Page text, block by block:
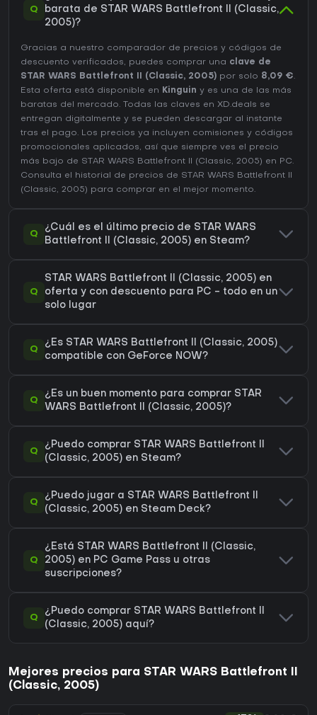
Q
barata de STAR WARS Battlefront II (Classic,
2005)?
Gracias a nuestro comparador de precios y códigos de
descuento verificados, puedes comprar una clave de
STAR WARS Battlefront II (Classic, 2005) por solo 8,09 €.
Esta oferta está disponible en Kinguin y es una de las más
baratas del mercado. Todas las claves en XD.deals se
entregan digitalmente y se pueden descargar al instante
tras el pago. Los precios ya incluyen comisiones y códigos
promocionales aplicados, así que siempre ves el precio
más bajo de STAR WARS Battlefront II (Classic, 2005) en PC.
Consulta el
historial de precios de STAR WARS Battlefront II
(Classic, 2005) para comprar en el mejor momento.
Q
¿Cuál es el último precio de STAR WARS
Battlefront II (Classic, 2005) en Steam?
Q
STAR WARS Battlefront II (Classic, 2005) en
oferta y con descuento para PC - todo en un
solo lugar
Q
¿Es STAR WARS Battlefront II (Classic, 2005)
compatible con GeForce NOW?
Q
¿Es un buen momento para comprar STAR
WARS Battlefront II (Classic, 2005)?
Q
¿Puedo comprar STAR WARS Battlefront II
(Classic, 2005) en Steam?
Q
¿Puedo jugar a STAR WARS Battlefront II
(Classic, 2005) en Steam Deck?
Q
¿Está STAR WARS Battlefront II (Classic,
2005) en PC Game Pass u otras
suscripciones?
Q
¿Puedo comprar STAR WARS Battlefront II
(Classic, 2005) aquí?
Mejores precios para STAR WARS Battlefront II
(Classic, 2005)